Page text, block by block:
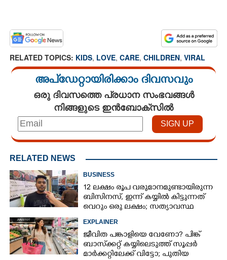
RELATED TOPICS: KIDS, LOVE, CARE, CHILDREN, VIRAL
അപ്ഡേറ്റായിരിക്കാം ദിവസവും
ഒരു ദിവസത്തെ പ്രധാന സംഭവങ്ങൾ
നിങ്ങളുടെ ഇൻബോക്സിൽ
RELATED NEWS
BUSINESS
12 ലക്ഷം രൂപ വരുമാനമുണ്ടായിരുന്ന
ബിസിനസ്, ഇന്ന് കയ്യിൽ കിട്ടുന്നത്
വെറും ഒരു ലക്ഷം; സത്യാവസ്ഥ
EXPLAINER
ജീവിത പങ്കാളിയെ വേണോ? പിങ്ക്
ബാസ്‌ക്കറ്റ് കയ്യിലെടുത്ത് സൂപ്പർ
മാർക്കറ്റിലേക്ക് വിട്ടോ; പുതിയ